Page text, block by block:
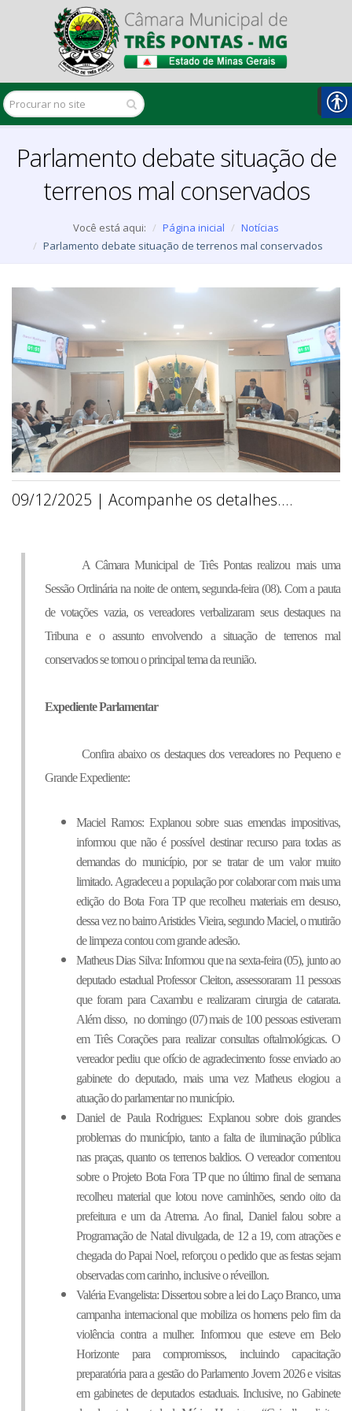
Parlamento debate situação de
terrenos mal conservados
Você está aqui: Página inicial
Notícias
Parlamento debate situação de terrenos mal conservados
09/12/2025 | Acompanhe os detalhes....
A Câmara Municipal de Três Pontas realizou mais uma
Sessão Ordinária na noite de ontem, segunda-feira (08). Com a pauta
de votações vazia, os vereadores verbalizaram seus destaques na
Tribuna e o assunto envolvendo a situação de terrenos mal
conservados se tornou o principal tema da reunião.
Expediente Parlamentar
Confira abaixo os destaques dos vereadores no Pequeno e
Grande Expediente:
Maciel Ramos: Explanou sobre suas emendas impositivas,
informou que não é possível destinar recurso para todas as
demandas do município, por se tratar de um valor muito
limitado. Agradeceu a população por colaborar com mais uma
edição do Bota Fora TP que recolheu materiais em desuso,
dessa vez no bairro Aristides Vieira, segundo Maciel, o mutirão
de limpeza contou com grande adesão.
Matheus Dias Silva: Informou que na sexta-feira (05), junto ao
deputado estadual Professor Cleiton, assessoraram 11 pessoas
que foram para Caxambu e realizaram cirurgia de catarata.
Além disso,  no domingo (07) mais de 100 pessoas estiveram
em Três Corações para realizar consultas oftalmológicas. O
vereador pediu que ofício de agradecimento fosse enviado ao
gabinete do deputado, mais uma vez Matheus elogiou a
atuação do parlamentar no município.
Daniel de Paula Rodrigues: Explanou sobre dois grandes
problemas do município, tanto a falta de iluminação pública
nas praças, quanto os terrenos baldios. O vereador comentou
sobre o Projeto Bota Fora TP que no último final de semana
recolheu material que lotou nove caminhões, sendo oito da
prefeitura e um da Atrema. Ao final, Daniel falou sobre a
Programação de Natal divulgada, de 12 a 19, com atrações e
chegada do Papai Noel, reforçou o pedido que as festas sejam
observadas com carinho, inclusive o réveillon.
Valéria Evangelista: Dissertou sobre a lei do Laço Branco, uma
campanha internacional que mobiliza os homens pelo fim da
violência contra a mulher. Informou que esteve em Belo
Horizonte para compromissos, incluindo capacitação
preparatória para a gestão do Parlamento Jovem 2026 e visitas
em gabinetes de deputados estaduais. Inclusive, no Gabinete